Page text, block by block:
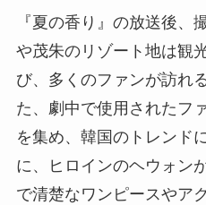
『夏の香り』の放送後、
や茂朱のリゾート地は観
び、多くのファンが訪れ
た、劇中で使用されたフ
を集め、韓国のトレンド
に、ヒロインのヘウォン
で清楚なワンピースやア